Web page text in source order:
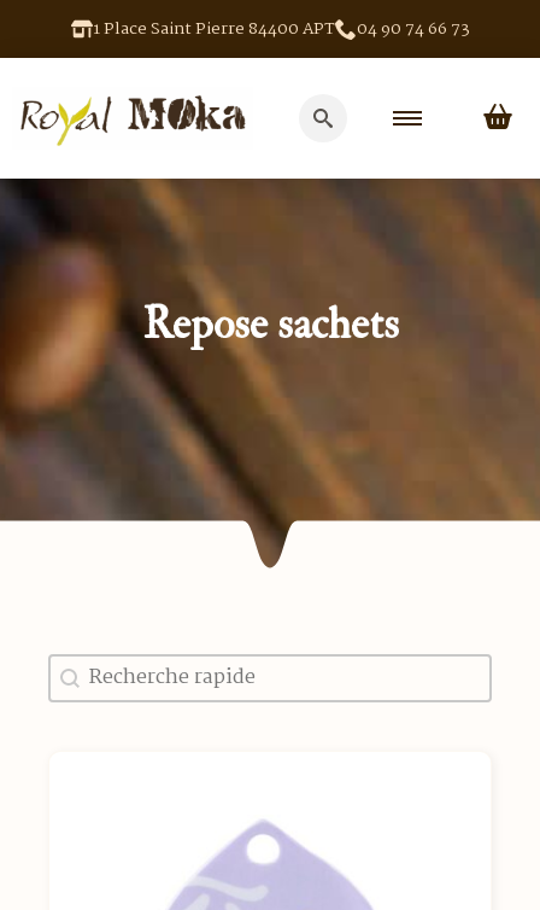
1 Place Saint Pierre 84400 APT 04 90 74 66 73
for:
Repose sachets
Recherche
Rechercher